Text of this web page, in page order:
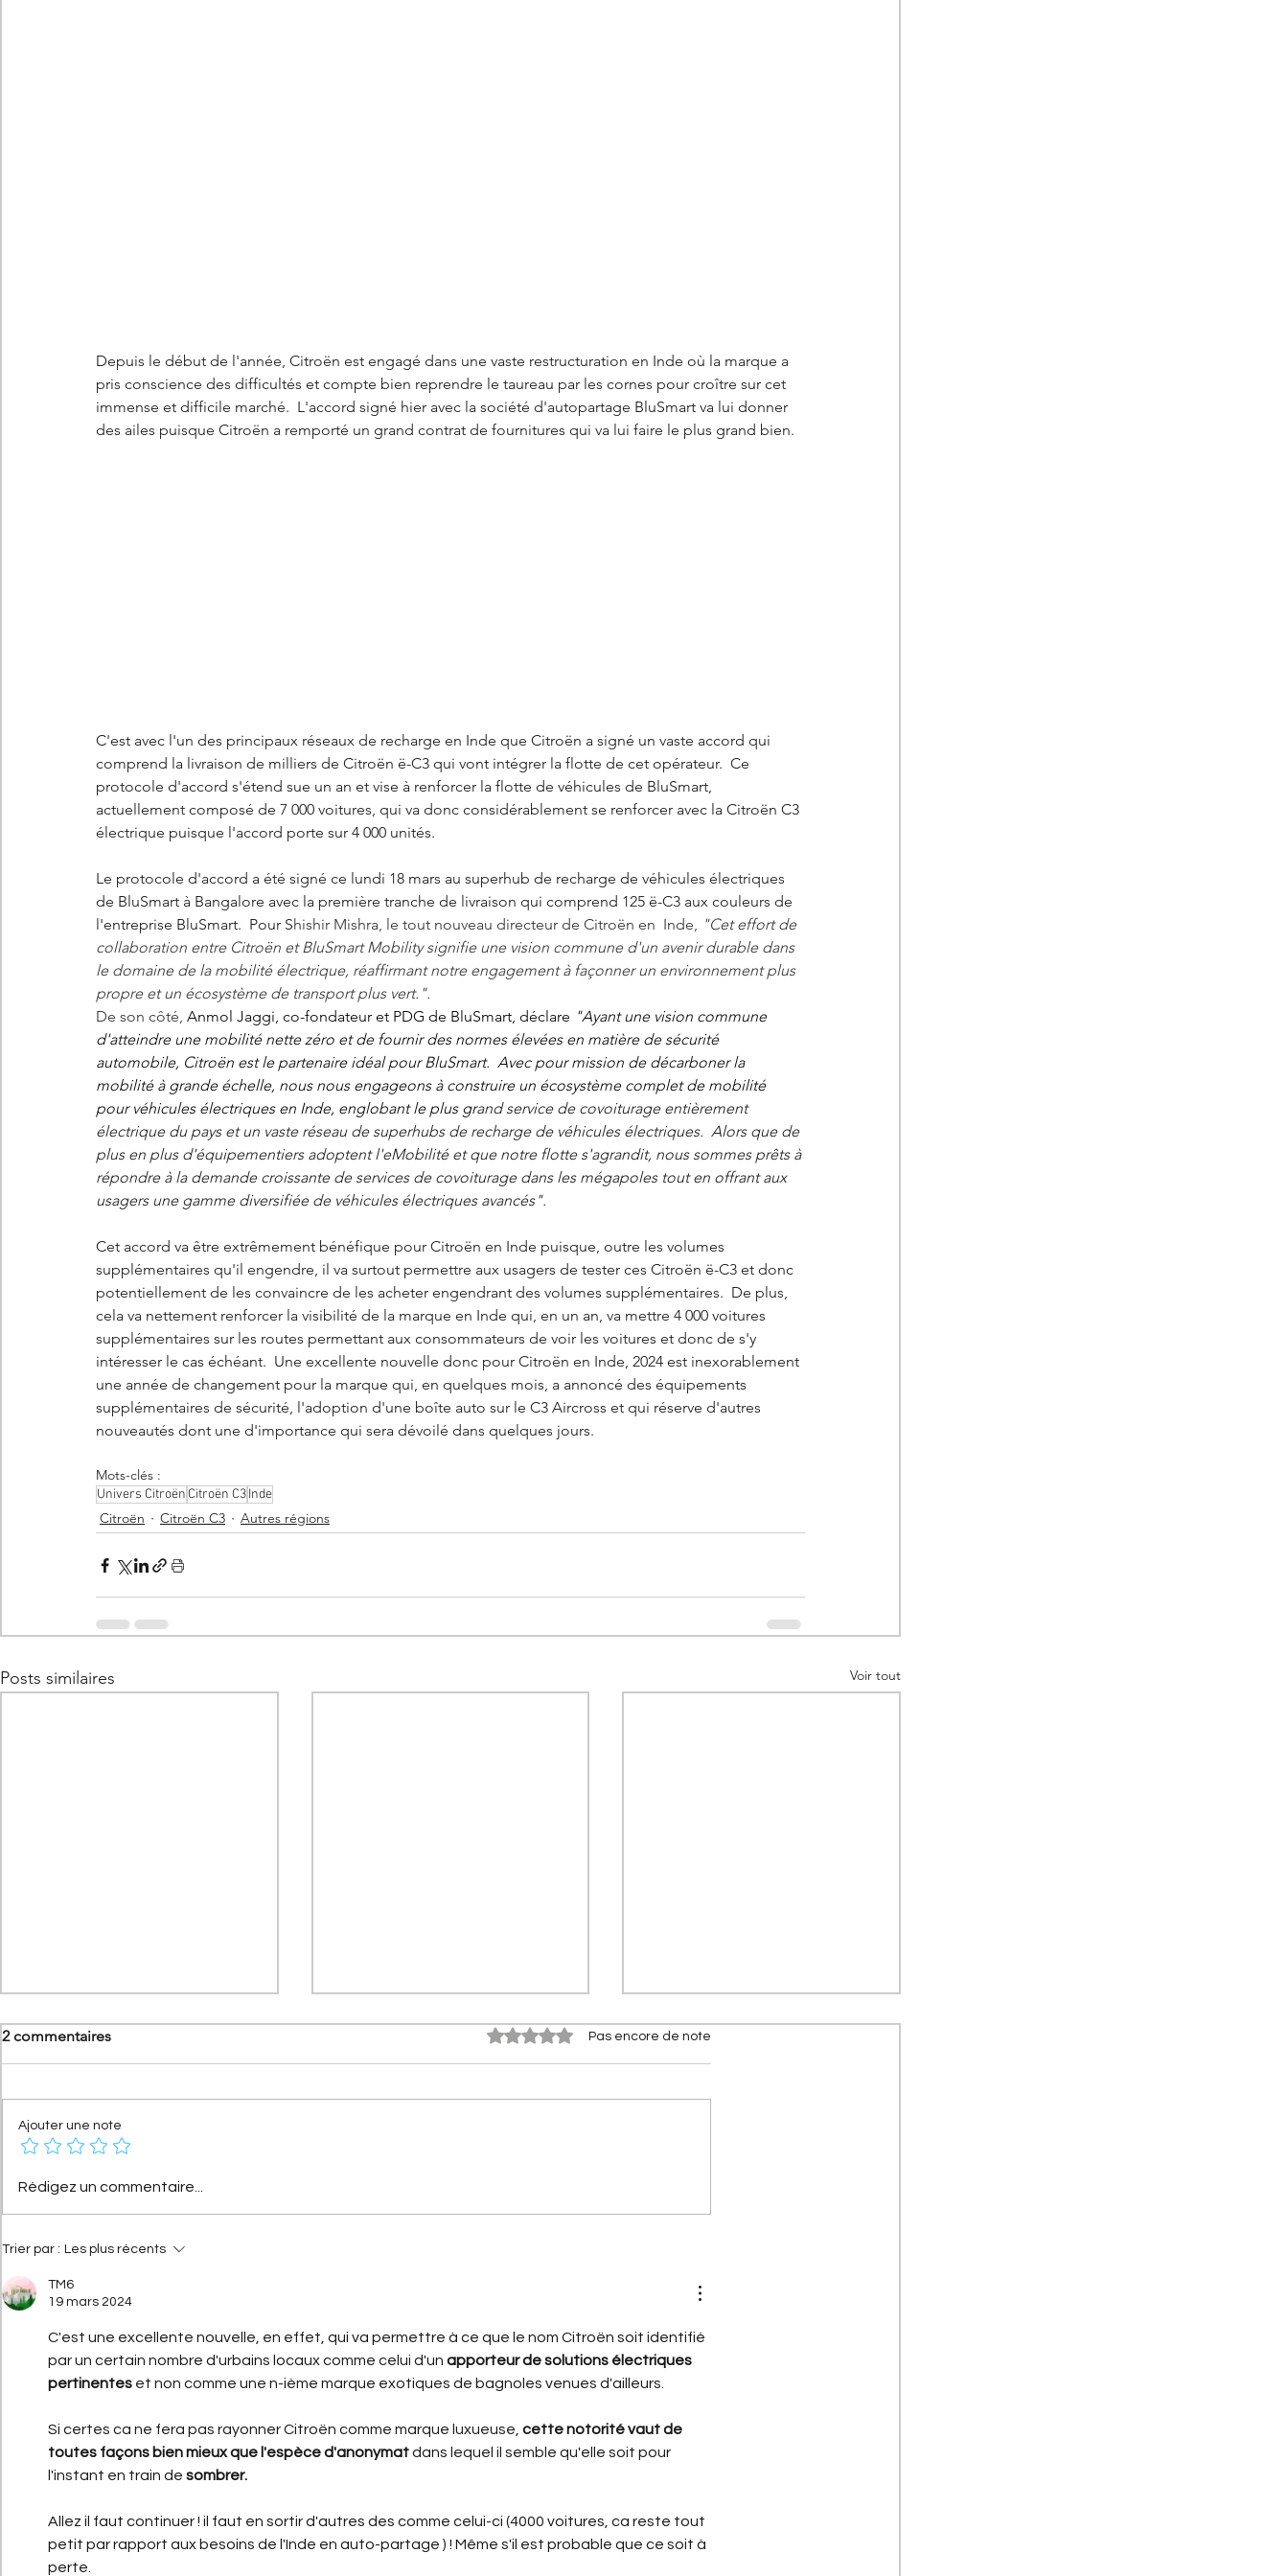
Depuis le début de l'année, Citroën est engagé dans une vaste restructuration en Inde où la marque a
pris conscience des difficultés et compte bien reprendre le taureau par les cornes pour croître sur cet
immense et difficile marché.  L'accord signé hier avec la société d'autopartage BluSmart va lui donner
des ailes puisque Citroën a remporté un grand contrat de fournitures qui va lui faire le plus grand bien.
C'est avec l'un des principaux réseaux de recharge en Inde que Citroën a signé un vaste accord qui
comprend la livraison de milliers de Citroën ë-C3 qui vont intégrer la flotte de cet opérateur.  Ce
protocole d'accord s'étend sue un an et vise à renforcer la flotte de véhicules de BluSmart,
actuellement composé de 7 000 voitures, qui va donc considérablement se renforcer avec la Citroën C3
électrique puisque l'accord porte sur 4 000 unités.
Le protocole d'accord a été signé ce lundi 18 mars au superhub de recharge de véhicules électriques
de BluSmart à Bangalore avec la première tranche de livraison qui comprend 125 ë-C3 aux couleurs de
l'entreprise BluSmart.  Pour Shishir Mishra, le tout nouveau directeur de Citroën en  Inde, "Cet effort de
collaboration entre Citroën et BluSmart Mobility signifie une vision commune d'un avenir durable dans
le domaine de la mobilité électrique, réaffirmant notre engagement à façonner un environnement plus
propre et un écosystème de transport plus vert.".
De son côté, Anmol Jaggi, co-fondateur et PDG de BluSmart, déclare "Ayant une vision commune
d'atteindre une mobilité nette zéro et de fournir des normes élevées en matière de sécurité
automobile, Citroën est le partenaire idéal pour BluSmart.  Avec pour mission de décarboner la
mobilité à grande échelle, nous nous engageons à construire un écosystème complet de mobilité
pour véhicules électriques en Inde, englobant le plus grand service de covoiturage entièrement
électrique du pays et un vaste réseau de superhubs de recharge de véhicules électriques.  Alors que de
plus en plus d'équipementiers adoptent l'eMobilité et que notre flotte s'agrandit, nous sommes prêts à
répondre à la demande croissante de services de covoiturage dans les mégapoles tout en offrant aux
usagers une gamme diversifiée de véhicules électriques avancés".
Cet accord va être extrêmement bénéfique pour Citroën en Inde puisque, outre les volumes
supplémentaires qu'il engendre, il va surtout permettre aux usagers de tester ces Citroën ë-C3 et donc
potentiellement de les convaincre de les acheter engendrant des volumes supplémentaires.  De plus,
cela va nettement renforcer la visibilité de la marque en Inde qui, en un an, va mettre 4 000 voitures
supplémentaires sur les routes permettant aux consommateurs de voir les voitures et donc de s'y
intéresser le cas échéant.  Une excellente nouvelle donc pour Citroën en Inde, 2024 est inexorablement
une année de changement pour la marque qui, en quelques mois, a annoncé des équipements
supplémentaires de sécurité, l'adoption d'une boîte auto sur le C3 Aircross et qui réserve d'autres
nouveautés dont une d'importance qui sera dévoilé dans quelques jours.
Mots-clés :
Univers Citroën Citroën C3Inde
Citroën Citroën C3 Autres régions
Posts similaires Voir tout
[Les Citroën de compétition]
Citroën 2CV Cross :
terre
2 commentaires Noté 0 étoile sur 5.Pas encore de note
Ajouter une note
Rédigez un commentaire...
Trier par : Les plus récents
TM6
19 mars 2024
C'est une excellente nouvelle, en effet, qui va permettre à ce que le nom Citroën soit identifié
par un certain nombre d'urbains locaux comme celui d'un apporteur de solutions électriques
pertinentes et non comme une n-ième marque exotiques de bagnoles venues d'ailleurs.
Si certes ca ne fera pas rayonner Citroën comme marque luxueuse, cette notorité vaut de
toutes façons bien mieux que l'espèce d'anonymat dans lequel il semble qu'elle soit pour
l'instant en train de sombrer.
Allez il faut continuer ! il faut en sortir d'autres des comme celui-ci (4000 voitures, ca reste tout
petit par rapport aux besoins de l'Inde en auto-partage ) ! Même s'il est probable que ce soit à
perte.